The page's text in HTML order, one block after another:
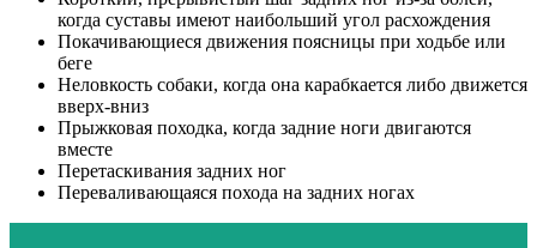
когда суставы имеют наибольший угол расхождения
Покачивающиеся движения поясницы при ходьбе или
беге
Неловкость собаки, когда она карабкается либо движется
вверх-вниз
Прыжковая походка, когда задние ноги двигаются
вместе
Перетаскивания задних ног
Переваливающаяся похода на задних ногах